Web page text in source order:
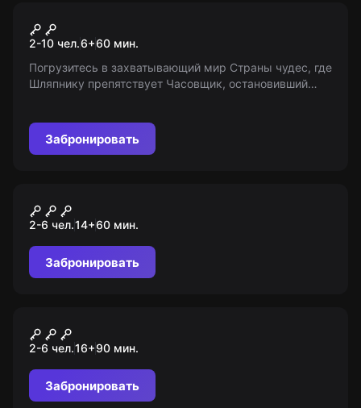
Время пить чай
2-10 чел.6+60 мин.
Погрузитесь в захватывающий мир Страны чудес, где
Шляпнику препятствует Часовщик, остановивший
возвращению бесконечного чаепития. Станьте героем
этой волшебной истории!
Забронировать
Эксперимент
2-6 чел.14+60 мин.
Забронировать
Коллекционер. Шахта
2-6 чел.16+90 мин.
Забронировать